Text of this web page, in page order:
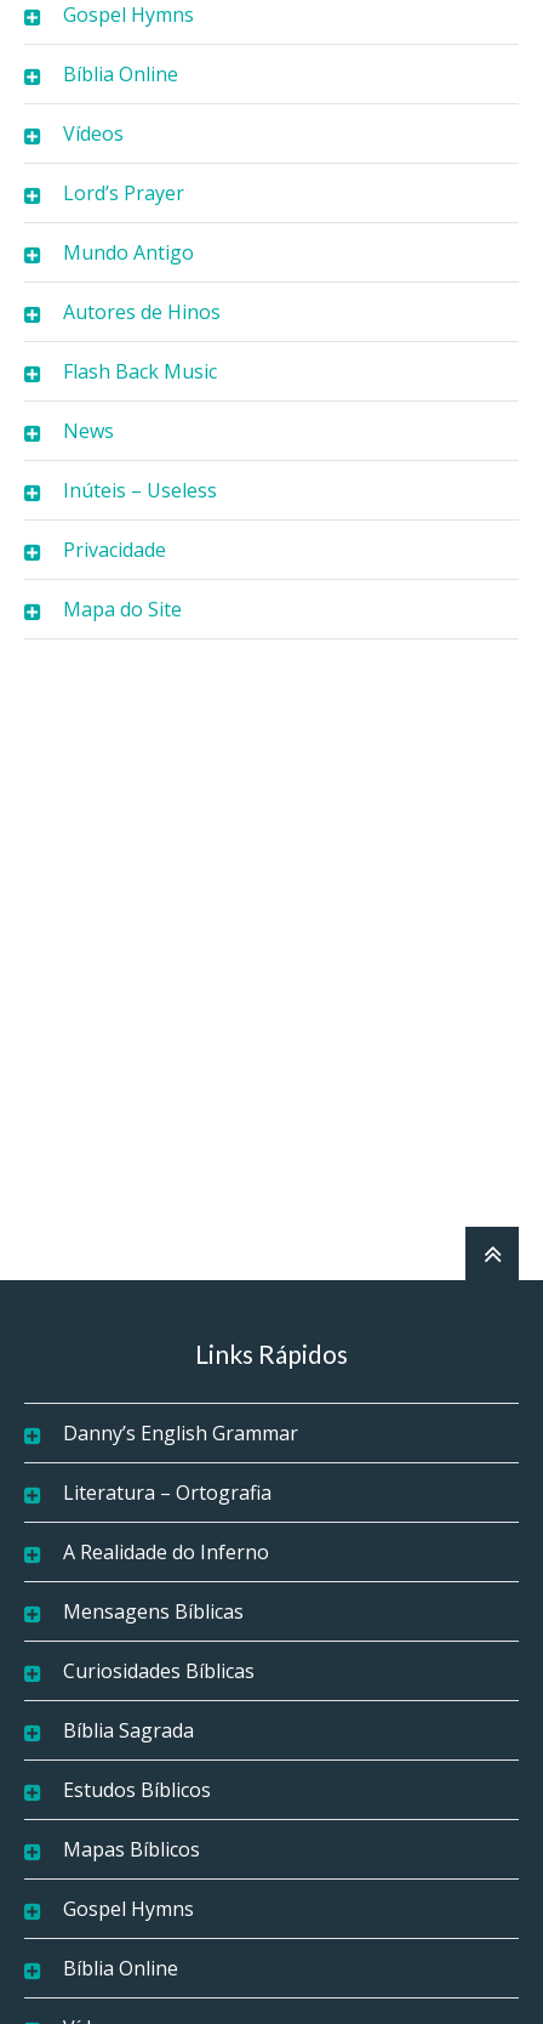
Gospel Hymns
Bíblia Online
Vídeos
Lord’s Prayer
Mundo Antigo
Autores de Hinos
Flash Back Music
News
Inúteis – Useless
Privacidade
Mapa do Site
Links Rápidos
Danny’s English Grammar
Literatura – Ortografia
A Realidade do Inferno
Mensagens Bíblicas
Curiosidades Bíblicas
Bíblia Sagrada
Estudos Bíblicos
Mapas Bíblicos
Gospel Hymns
Bíblia Online